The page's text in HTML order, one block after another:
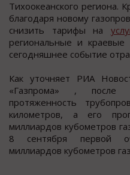
Тихоокеанского региона.
благодаря новому
снизить тарифы на
региональные и
сегодняшнее событие
Как уточняет РИА
«Газпрома» , после
протяженность
километров, а его
миллиардов кубометров
8 сентября первой
миллиардов кубометров